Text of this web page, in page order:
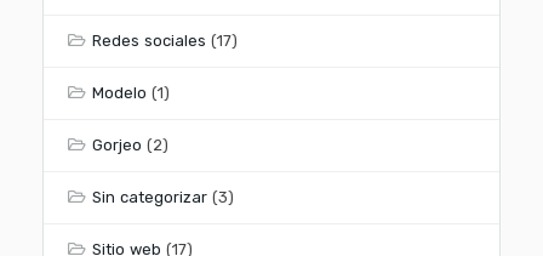
Redes sociales (17)
Modelo (1)
Gorjeo (2)
Sin categorizar (3)
Sitio web (17)